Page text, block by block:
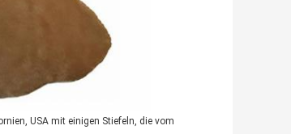
USA mit einigen Stiefeln, die vom